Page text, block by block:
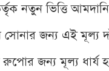
নতুন ভিত্তি
সোনার জন্য এই মূল্য
জন্য মূল্য ধার্য